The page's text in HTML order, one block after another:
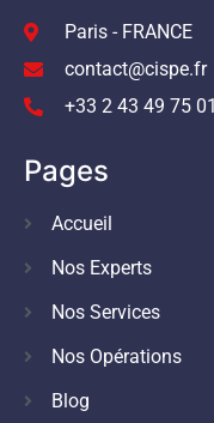
Paris - FRANCE
contact@cispe.fr
+33 2 43 49 75 01
Pages
Accueil
Nos Experts
Nos Services
Nos Opérations
Blog